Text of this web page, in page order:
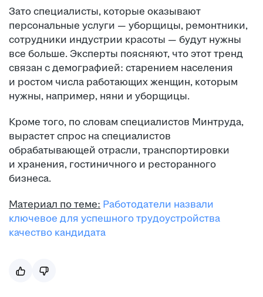
Зато специалисты, которые оказывают
персональные услуги — уборщицы, ремонтники,
сотрудники индустрии красоты — будут нужны
все больше. Эксперты поясняют, что этот тренд
связан с демографией: старением населения
и ростом числа работающих женщин, которым
нужны, например, няни и уборщицы.
Кроме того, по словам специалистов Минтруда,
вырастет спрос на специалистов
обрабатывающей отрасли, транспортировки
и хранения, гостиничного и ресторанного
бизнеса.
Материал по теме: Работодатели назвали
ключевое для успешного трудоустройства
качество кандидата